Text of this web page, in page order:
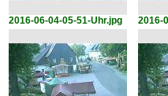
2016-06-04-05-51-Uhr.jpg 2016-